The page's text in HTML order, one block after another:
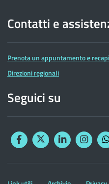
Contatti e
Prenota un appuntamento e
Direzioni regionali
Seguici su
FacebookTwitterLinkedin
Altre